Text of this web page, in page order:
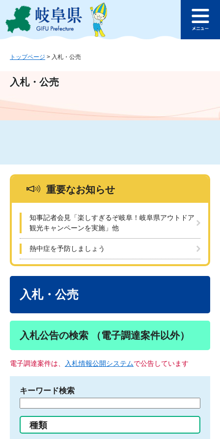
ジ
ュ
文
このページの本文へ
ュ
トップページ > 入札・公売
入札・公売
重要なお知らせ
知事記者会見「楽しすぎるぞ岐阜！岐阜県アウトドア
観光キャンペーンを実施」他
熱中症を予防しましょう
入札・公売
入札公告の検索 （電子調達案件以外）
電子調達案件は、 入札情報公開システムで公告しています
キーワード検索
る
種類